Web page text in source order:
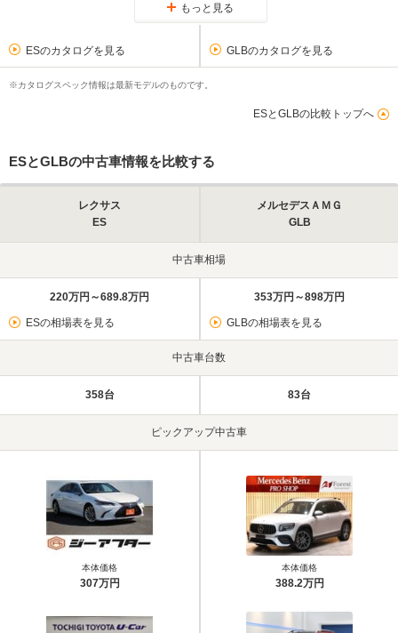
もっと見る
ESのカタログを見る GLBのカタログを見る
※カタログスペック情報は最新モデルのものです。
ESとGLBの比較トップへ
ESとGLBの中古車情報を比較する
レクサス
ES
メルセデスＡＭＧ
GLB
中古車相場
220万円～689.8万円
ESの相場表を見る
353万円～898万円
GLBの相場表を見る
中古車台数
358台 83台
ピックアップ中古車
本体価格
307万円
本体価格
388.2万円